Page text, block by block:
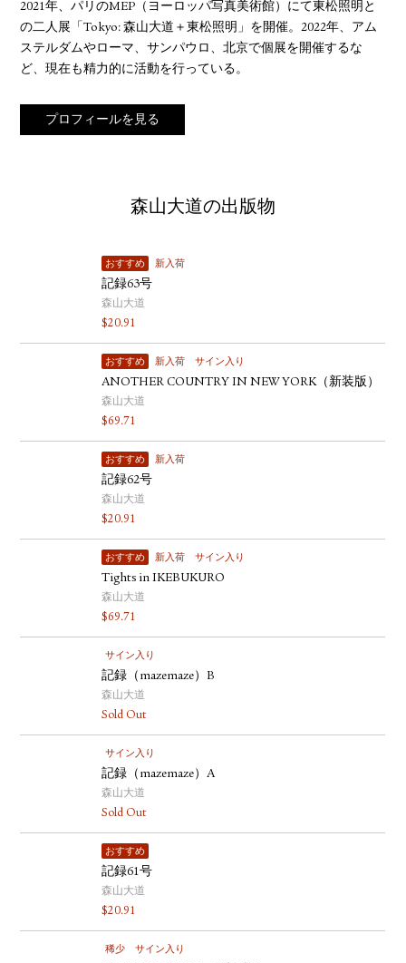
2021年、パリのMEP（ヨーロッパ写真美術館）にて東松照明と
の二人展「Tokyo: 森山大道＋東松照明」を開催。2022年、アム
ステルダムやローマ、サンパウロ、北京で個展を開催するな
ど、現在も精力的に活動を行っている。
プロフィールを見る
森山大道の出版物
おすすめ 新入荷
記録63号
森山大道
$20.91
おすすめ 新入荷 サイン入り
ANOTHER COUNTRY IN NEW YORK（新装版）
森山大道
$69.71
おすすめ 新入荷
記録62号
森山大道
$20.91
おすすめ 新入荷 サイン入り
Tights in IKEBUKURO
森山大道
$69.71
サイン入り
記録（mazemaze）B
森山大道
Sold Out
サイン入り
記録（mazemaze）A
森山大道
Sold Out
おすすめ
記録61号
森山大道
$20.91
稀少 サイン入り